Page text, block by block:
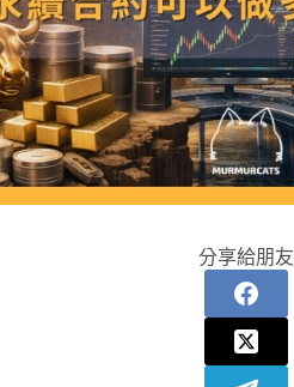
分享給朋友